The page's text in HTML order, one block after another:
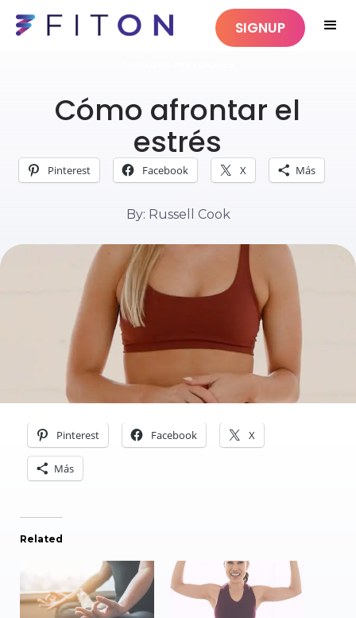
SIGNUP
Cómo afrontar el
estrés
Pinterest Facebook X Más
By: Russell Cook
Pinterest Facebook X
Más
Related